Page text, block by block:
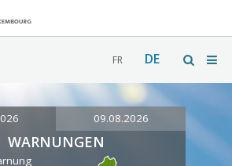
FR DE
09.08.2026
WARNUNGEN